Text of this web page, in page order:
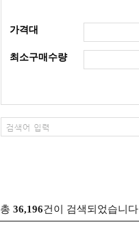
가격대
최소구매수량
총 36,196건이 검색되었습니다